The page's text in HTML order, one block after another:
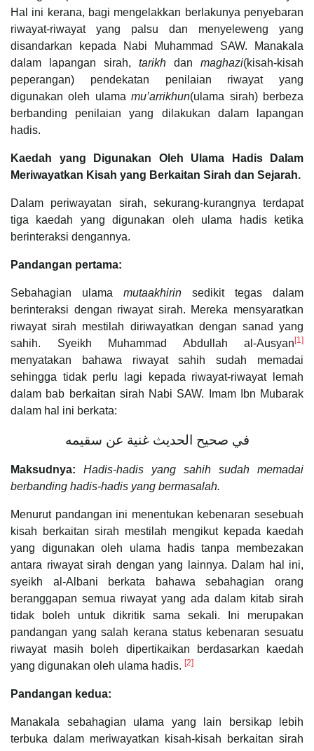
Hal ini kerana, bagi mengelakkan berlakunya penyebaran
riwayat-riwayat yang palsu dan menyeleweng yang
disandarkan kepada Nabi Muhammad SAW. Manakala
dalam lapangan sirah, tarikh dan maghazi(kisah-kisah
peperangan) pendekatan penilaian riwayat yang
digunakan oleh ulamamu’arrikhun(ulama sirah) berbeza
berbanding penilaian yang dilakukan dalam lapangan
hadis.
Kaedah yang Digunakan Oleh Ulama Hadis Dalam
Meriwayatkan Kisah yang Berkaitan Sirah dan Sejarah.
Dalam periwayatan sirah, sekurang-kurangnya terdapat
tiga kaedah yang digunakan oleh ulama hadis ketika
berinteraksi dengannya.
Pandangan pertama:
Sebahagian ulama mutaakhirin sedikit tegas dalam
berinteraksi dengan riwayat sirah. Mereka mensyaratkan
riwayat sirah mestilah diriwayatkan dengan sanad yang
sahih. Syeikh Muhammad Abdullah al-Ausyan[1]
menyatakan bahawa riwayat sahih sudah memadai
sehingga tidak perlu lagi kepada riwayat-riwayat lemah
dalam bab berkaitan sirah Nabi SAW. Imam Ibn Mubarak
dalam hal ini berkata:
في صحيح الحديث غنية عن سقيمه
Maksudnya:
Hadis-hadis yang sahih sudah memadai
berbanding hadis-hadis yang bermasalah.
Menurut pandangan ini menentukan kebenaran sesebuah
kisah berkaitan sirah mestilah mengikut kepada kaedah
yang digunakan oleh ulama hadis tanpa membezakan
antara riwayat sirah dengan yang lainnya. Dalam hal ini,
syeikh al-Albani berkata bahawa sebahagian orang
beranggapan semua riwayat yang ada dalam kitab sirah
tidak boleh untuk dikritik sama sekali. Ini merupakan
pandangan yang salah kerana status kebenaran sesuatu
riwayat masih boleh dipertikaikan berdasarkan kaedah
yang digunakan oleh ulama hadis. [2]
Pandangan kedua:
Manakala sebahagian ulama yang lain bersikap lebih
terbuka dalam meriwayatkan kisah-kisah berkaitan sirah